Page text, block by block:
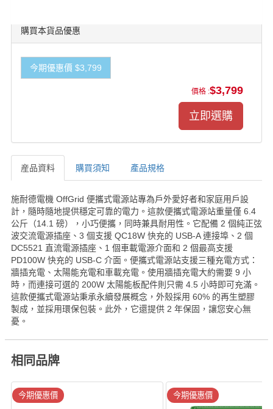
購買本貨品優惠
今期優惠價 $3,799
價格 :$3,799
産品資料 購買須知 產品規格
施耐德電機 OffGrid 便攜式電源站專為戶外愛好者和家庭用戶設
計，隨時隨地提供穩定可靠的電力。這款便攜式電源站重量僅 6.4
公斤（14.1 磅），小巧便攜，同時兼具耐用性。它配備 2 個純正弦
波交流電源插座、3 個支援 QC18W 快充的 USB-A 連接埠、2 個
DC5521 直流電源插座、1 個車載電源介面和 2 個最高支援
PD100W 快充的 USB-C 介面。便攜式電源站支援三種充電方式：
牆插充電、太陽能充電和車載充電。使用牆插充電大約需要 9 小
時，而連接可選的 200W 太陽能板配件則只需 4.5 小時即可充滿。
這款便攜式電源站秉承永續發展概念，外殼採用 60% 的再生塑膠
製成，並採用環保包裝。此外，它還提供 2 年保固，讓您安心無
憂。
相同品牌
今期優惠價 今期優惠價